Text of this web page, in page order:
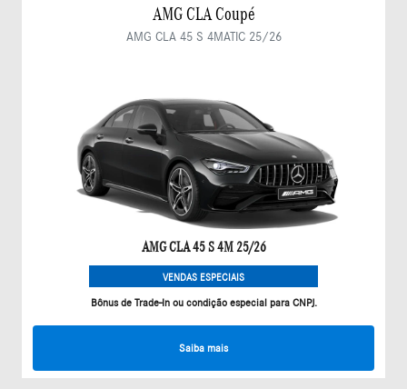
AMG CLA Coupé
AMG CLA 45 S 4MATIC 25/26
AMG CLA 45 S 4M 25/26
VENDAS ESPECIAIS
Bônus de Trade-In ou condição especial para CNPJ.
Saiba mais